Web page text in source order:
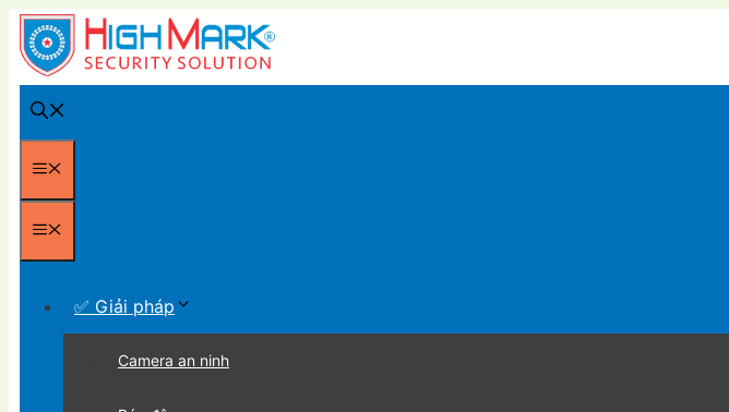
Chuyển
đến
nội
dung
Menu
Menu
✅ Giải pháp
Camera an ninh